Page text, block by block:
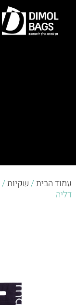
עמוד הבית/שקיות/
דליה